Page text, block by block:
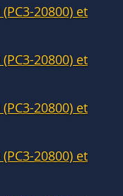
20800) et
20800) et
20800) et
20800) et